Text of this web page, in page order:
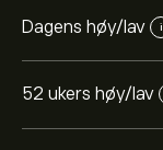
Dagens høy/lav i
52 ukers høy/lav